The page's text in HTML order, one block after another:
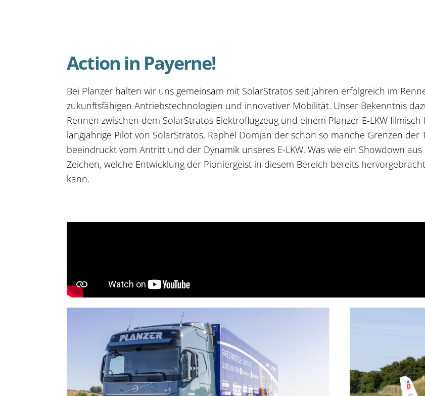
Action in Payerne!
Bei Planzer halten wir uns gemeinsam mit SolarStratos seit Jahren erfolgreich im
zukunftsfähigen Antriebstechnologien und innovativer Mobilität. Unser Bekenntnis
Rennen zwischen dem SolarStratos Elektroflugzeug und einem Planzer E-LKW
langjährige Pilot von SolarStratos, Raphël Domjan der schon so manche Grenzen
beeindruckt vom Antritt und der Dynamik unseres E-LKW. Was wie ein Showdown
Zeichen, welche Entwicklung der Pioniergeist in diesem Bereich bereits
kann.